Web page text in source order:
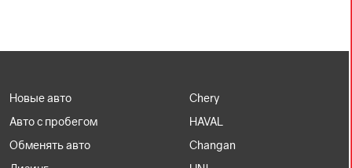
Новые авто
Авто с пробегом
Обменять авто
Chery
HAVAL
Changan